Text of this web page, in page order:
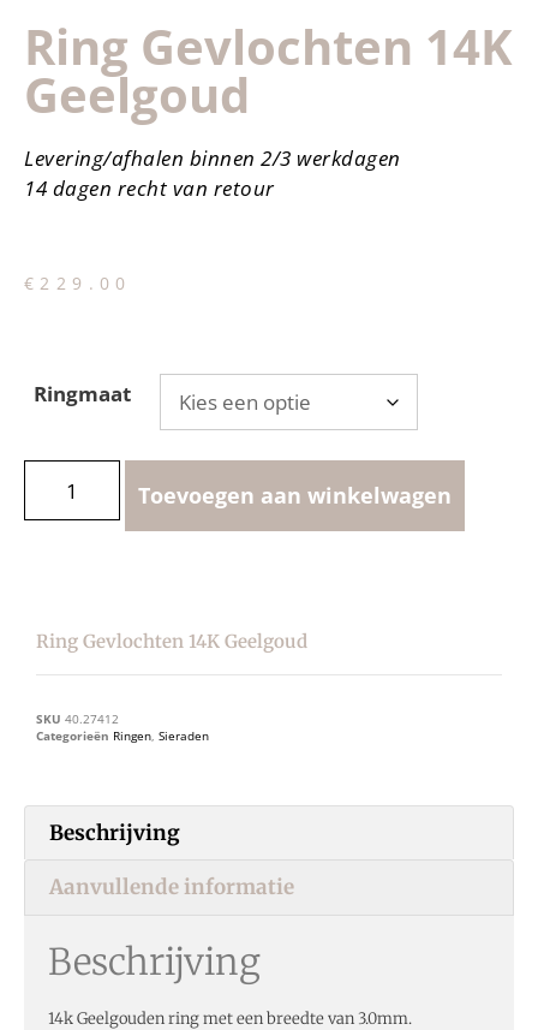
Ring Gevlochten 14K
Geelgoud
Levering/afhalen binnen 2/3 werkdagen
14 dagen recht van retour
€ 229.00
Ringmaat
Toevoegen aan winkelwagen
Ring Gevlochten 14K Geelgoud
SKU 40.27412
Categorieën Ringen, Sieraden
Beschrijving
Aanvullende informatie
Beschrijving
14k Geelgouden ring met een breedte van 3.0mm.